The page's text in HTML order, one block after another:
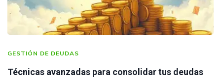
GESTIÓN DE DEUDAS
Técnicas avanzadas para consolidar tus deudas